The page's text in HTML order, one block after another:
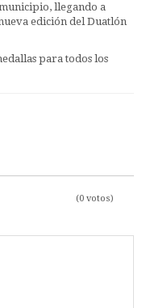
llegando a
edición del Duatlón
para todos los
(0 votos)